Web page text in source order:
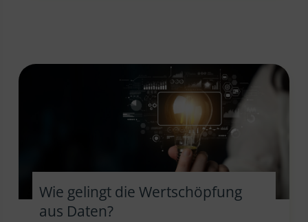
Wie gelingt die Wertschöpfung
aus Daten?